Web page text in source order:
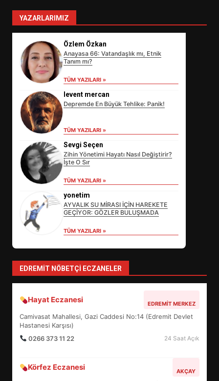
YAZARLARIMIZ
Özlem Özkan
Anayasa 66: Vatandaşlık mı, Etnik
Tanım mı?
TÜM YAZILARI »
levent mercan
Depremde En Büyük Tehlike: Panik!
TÜM YAZILARI »
Sevgi Seçen
Zihin Yönetimi Hayatı Nasıl Değiştirir?
İşte O Sır
TÜM YAZILARI »
yonetim
AYVALIK SU MİRASI İÇİN HAREKETE
GEÇİYOR: GÖZLER BULUŞMADA
TÜM YAZILARI »
EDREMIT NÖBETÇI ECZANELER
Hayat Eczanesi EDREMIT MERKEZ
Camivasat Mahallesi, Gazi Caddesi No:14 (Edremit Devlet
Hastanesi Karşısı)
0266 373 11 22
24 Saat Açık
Körfez Eczanesi AKÇAY
SÜRDÜRÜLEBİLİRLİKTE NE
DEĞİŞECEK?
EDREMİT’İN GURURU TÜRKİYE
FİNALİNDE NE BAŞARDI?
5
BALIKESİR MÜZELERİNDE SÜRE
6
BURHANİYE SATRANÇ
DEĞİŞTİRİYOR?
BURHANİYE BELEDİYESPOR’DA
YENİ YÖNETİM NASIL